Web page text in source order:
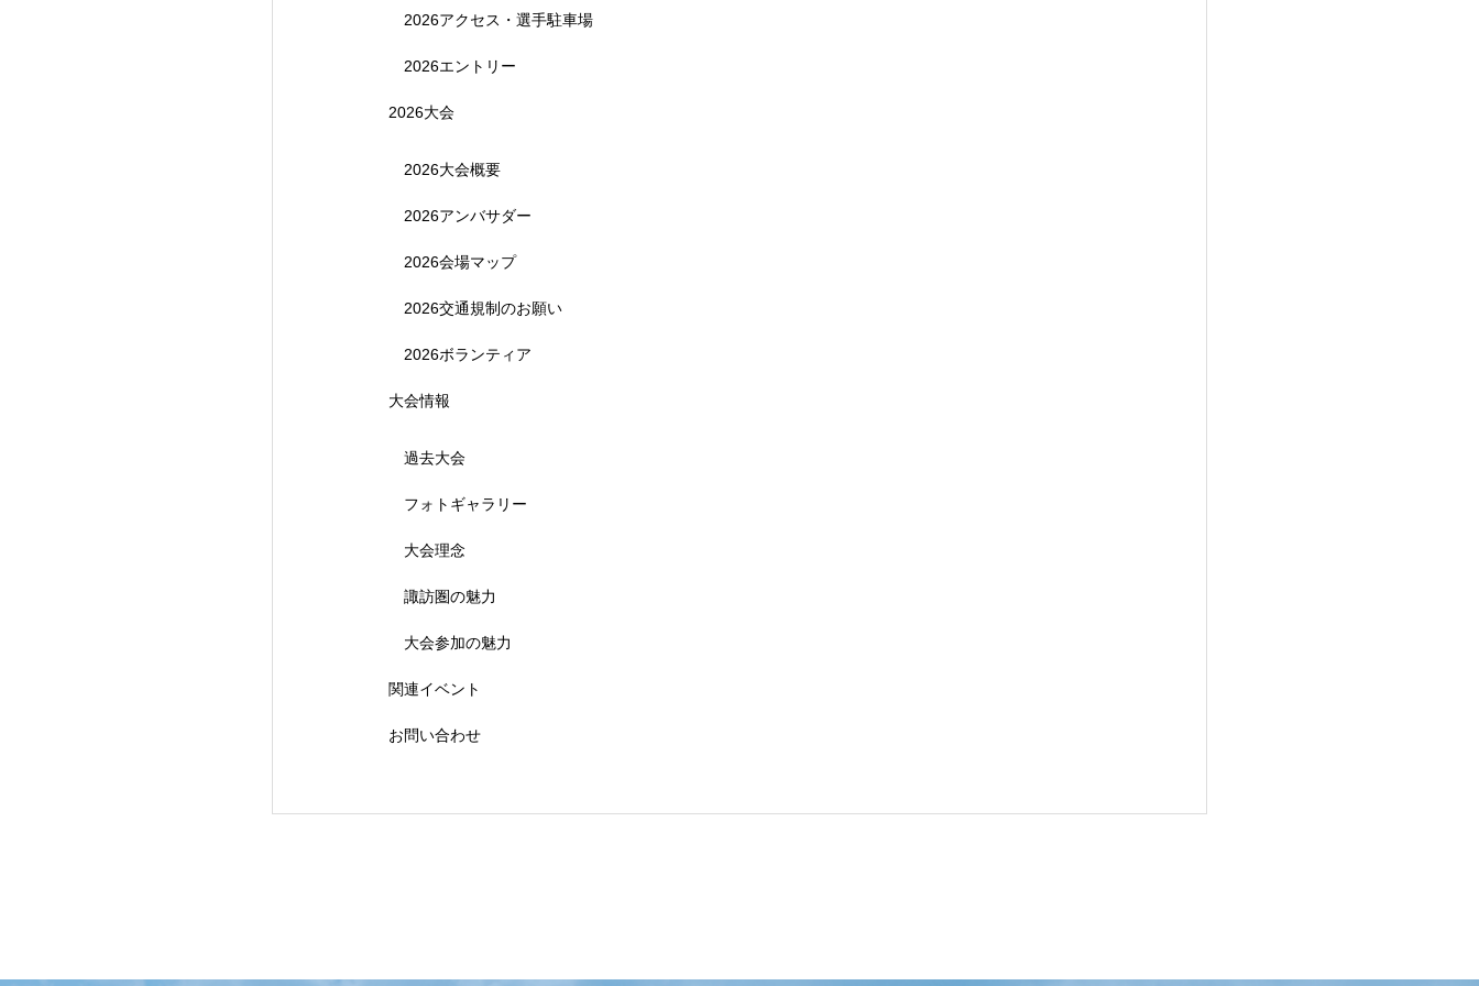
【受付終了】参加費無料! 5月6日(祝) 「小学生ラン教室」
【会議報告】諏訪地域６市町村連絡会議を開催しました
2026アクセス・選手駐車場
2026エントリー
2026大会
2026大会概要
2026アンバサダー
2026会場マップ
2026交通規制のお願い
2026ボランティア
大会情報
過去大会
フォトギャラリー
大会理念
諏訪圏の魅力
大会参加の魅力
関連イベント
お問い合わせ